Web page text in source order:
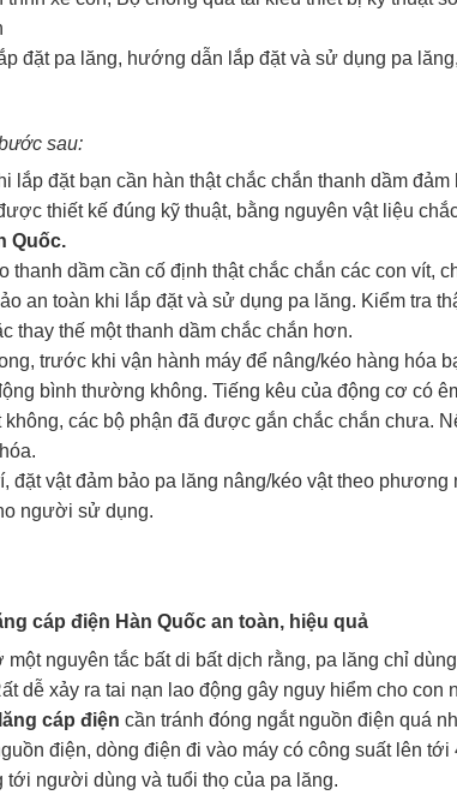
đặt pa lăng, hướng dẫn lắp đặt và sử dụng pa
sau:
lắp đặt bạn cần hàn thật chắc chắn thanh dầm
thiết kế đúng kỹ thuật, bằng nguyên vật liệu
Quốc.
thanh dầm cần cố định thật chắc chắn các con vít,
an toàn khi lắp đặt và sử dụng pa lăng. Kiểm tra
thay thế một thanh dầm chắc chắn hơn.
trước khi vận hành máy để nâng/kéo hàng hóa
bình thường không. Tiếng kêu của động cơ có
các bộ phận đã được gắn chắc chắn chưa.
đặt vật đảm bảo pa lăng nâng/kéo vật theo
người sử dụng.
cáp điện Hàn Quốc an toàn, hiệu quả
nguyên tắc bất di bất dịch rằng, pa lăng chỉ
dễ xảy ra tai nạn lao động gây nguy hiểm cho con
cáp điện cần tránh đóng ngắt nguồn điện quá
điện, dòng điện đi vào máy có công suất lên
tới người dùng và tuổi thọ của pa lăng.